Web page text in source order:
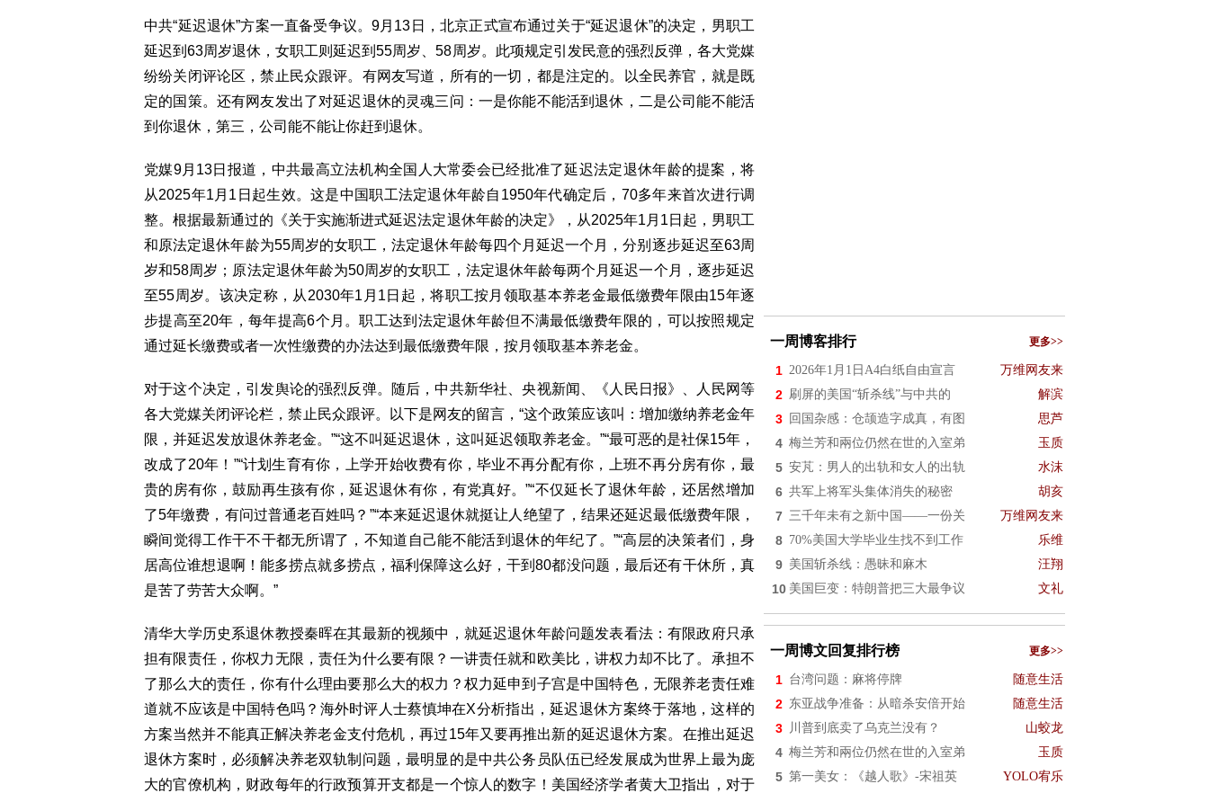
中共“延迟退休”方案一直备受争议。9月13日，北京正式宣布通过关于“延迟退休”的决定，男职工
延迟到63周岁退休，女职工则延迟到55周岁、58周岁。此项规定引发民意的强烈反弹，各大党媒
纷纷关闭评论区，禁止民众跟评。有网友写道，所有的一切，都是注定的。以全民养官，就是既
定的国策。还有网友发出了对延迟退休的灵魂三问：一是你能不能活到退休，二是公司能不能活
到你退休，第三，公司能不能让你赶到退休。
党媒9月13日报道，中共最高立法机构全国人大常委会已经批准了延迟法定退休年龄的提案，将
从2025年1月1日起生效。这是中国职工法定退休年龄自1950年代确定后，70多年来首次进行调
整。根据最新通过的《关于实施渐进式延迟法定退休年龄的决定》，从2025年1月1日起，男职工
和原法定退休年龄为55周岁的女职工，法定退休年龄每四个月延迟一个月，分别逐步延迟至63周
岁和58周岁；原法定退休年龄为50周岁的女职工，法定退休年龄每两个月延迟一个月，逐步延迟
至55周岁。该决定称，从2030年1月1日起，将职工按月领取基本养老金最低缴费年限由15年逐
步提高至20年，每年提高6个月。职工达到法定退休年龄但不满最低缴费年限的，可以按照规定
通过延长缴费或者一次性缴费的办法达到最低缴费年限，按月领取基本养老金。
对于这个决定，引发舆论的强烈反弹。随后，中共新华社、央视新闻、《人民日报》、人民网等
各大党媒关闭评论栏，禁止民众跟评。以下是网友的留言，“这个政策应该叫：增加缴纳养老金年
限，并延迟发放退休养老金。”“这不叫延迟退休，这叫延迟领取养老金。”“最可恶的是社保15年，
改成了20年！”“计划生育有你，上学开始收费有你，毕业不再分配有你，上班不再分房有你，最
贵的房有你，鼓励再生孩有你，延迟退休有你，有党真好。”“不仅延长了退休年龄，还居然增加
了5年缴费，有问过普通老百姓吗？”“本来延迟退休就挺让人绝望了，结果还延迟最低缴费年限，
瞬间觉得工作干不干都无所谓了，不知道自己能不能活到退休的年纪了。”“高层的决策者们，身
居高位谁想退啊！能多捞点就多捞点，福利保障这么好，干到80都没问题，最后还有干休所，真
是苦了劳苦大众啊。”
清华大学历史系退休教授秦晖在其最新的视频中，就延迟退休年龄问题发表看法：有限政府只承
担有限责任，你权力无限，责任为什么要有限？一讲责任就和欧美比，讲权力却不比了。承担不
了那么大的责任，你有什么理由要那么大的权力？权力延申到子宫是中国特色，无限养老责任难
道就不应该是中国特色吗？海外时评人士蔡慎坤在X分析指出，延迟退休方案终于落地，这样的
方案当然并不能真正解决养老金支付危机，再过15年又要再推出新的延迟退休方案。在推出延迟
退休方案时，必须解决养老双轨制问题，最明显的是中共公务员队伍已经发展成为世界上最为庞
大的官僚机构，财政每年的行政预算开支都是一个惊人的数字！美国经济学者黄大卫指出，对于
一周博客排行 更多>>
1 2026年1月1日A4白纸自由宣言 万维网友来
2 刷屏的美国“斩杀线”与中共的 解滨
3 回国杂感：仓颉造字成真，有图 思芦
4 梅兰芳和兩位仍然在世的入室弟 玉质
5 安芃：男人的出轨和女人的出轨 水沫
6 共军上将军头集体消失的秘密 胡亥
7 三千年未有之新中国——一份关 万维网友来
8 70%美国大学毕业生找不到工作 乐维
9 美国斩杀线：愚昧和麻木 汪翔
10 美国巨变：特朗普把三大最争议 文礼
一周博文回复排行榜 更多>>
1 台湾问题：麻将停牌 随意生活
2 东亚战争准备：从暗杀安倍开始 随意生活
3 川普到底卖了乌克兰没有？ 山蛟龙
4 梅兰芳和兩位仍然在世的入室弟 玉质
5 第一美女：《越人歌》-宋祖英 YOLO宥乐